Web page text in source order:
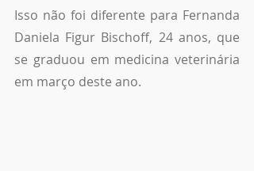
Isso não foi diferente para Fernanda
Daniela Figur Bischoff, 24 anos, que
se graduou em medicina veterinária
em março deste ano.